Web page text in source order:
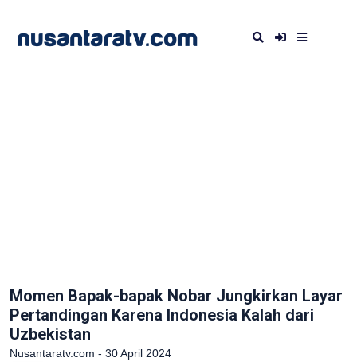
Momen Bapak-bapak Nobar Jungkirkan Layar
Pertandingan Karena Indonesia Kalah dari
Uzbekistan
Nusantaratv.com - 30 April 2024